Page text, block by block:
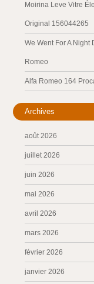
Moirina Leve Vitre
Original 156044265
We Went For A Night
Romeo
Alfa Romeo 164
Archives
août 2026
juillet 2026
juin 2026
mai 2026
avril 2026
mars 2026
février 2026
janvier 2026